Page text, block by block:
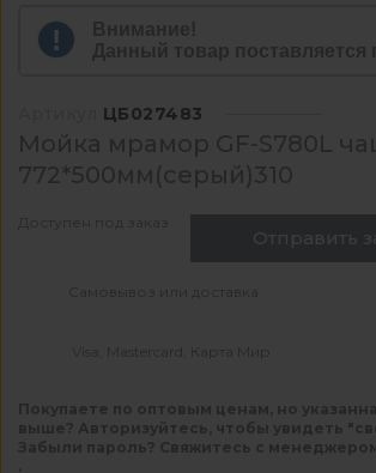
Внимание!
Данный товар поставляется
ЦБ027483
Мойка мрамор GF-S780L
772*500мм(серый)310
Доступен под заказ
Отправить
Самовывоз или доставка
Visa, Mastercard, Карта Мир
Покупаете по оптовым ценам, но
выше? Авторизуйтесь, чтобы увидеть
Забыли пароль? Свяжитесь с